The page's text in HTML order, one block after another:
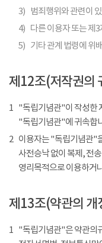
3)
범죄행위와 관련이
4) 다른 이용자 또는 제
5) 기타 관계 법령에 위
제12조(저작권의
1 "독립기념관"이 작성한
"독립기념관"에 귀속합
2 이용자는 "독립기념관"
사전승낙 없이 복제, 전
영리목적으로 이용하거
제13조(약관의 개
1 "독립기념관"은 약관의